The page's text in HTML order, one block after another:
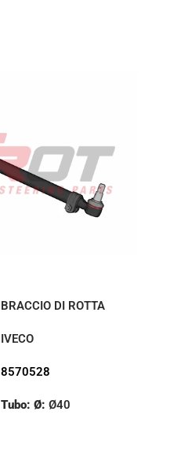
BRACCIO DI ROTTA
IVECO
8570528
Tubo: Ø:Ø40